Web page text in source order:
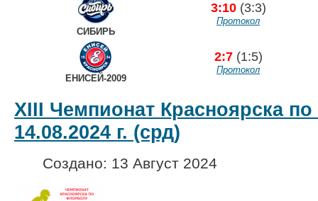
СИБИРЬ
3:10 (3:3)
Протокол
ЕНИСЕЙ-2009
2:7 (1:5)
Протокол
XIII Чемпионат Красноярска
14.08.2024 г. (срд)
Создано: 13 Август 2024